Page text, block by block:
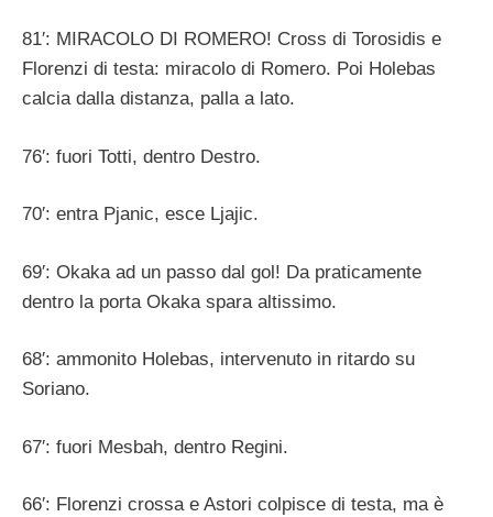
81′: MIRACOLO DI ROMERO! Cross di Torosidis e
Florenzi di testa: miracolo di Romero. Poi Holebas
calcia dalla distanza, palla a lato.
76′: fuori Totti, dentro Destro.
70′: entra Pjanic, esce Ljajic.
69′: Okaka ad un passo dal gol! Da praticamente
dentro la porta Okaka spara altissimo.
68′: ammonito Holebas, intervenuto in ritardo su
Soriano.
67′: fuori Mesbah, dentro Regini.
66′: Florenzi crossa e Astori colpisce di testa, ma è